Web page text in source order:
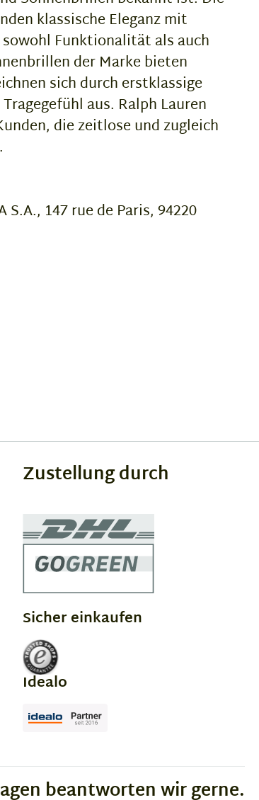
klassische Eleganz mit
Funktionalität als auch
der Marke bieten
sich durch erstklassige
aus. Ralph Lauren
die zeitlose und zugleich
S.A., 147 rue de Paris, 94220
Zustellung durch
Sicher einkaufen
Idealo
beantworten wir gerne.